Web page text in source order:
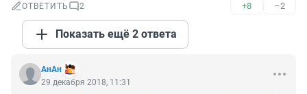
ОТВЕТИТЬ 2 +8 –2
Показать ещё 2 ответа
АнАн
29 декабря 2018, 11:31